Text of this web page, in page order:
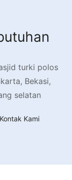
turki polos
Bekasi,
selatan
Kontak Kami